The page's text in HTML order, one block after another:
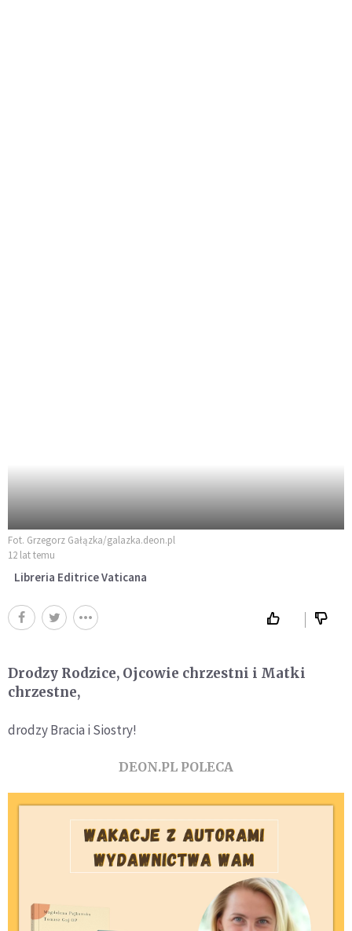
Fot. Grzegorz Gałązka/galazka.deon.pl
12 lat temu
Libreria Editrice Vaticana
Drodzy Rodzice, Ojcowie chrzestni i Matki
chrzestne,
drodzy Bracia i Siostry!
DEON.PL POLECA